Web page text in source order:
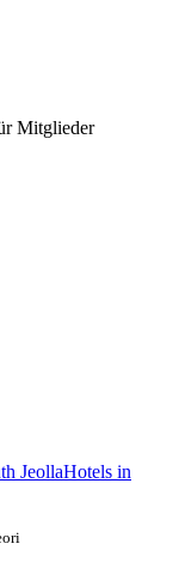
Mitglieder
JeollaHotels in